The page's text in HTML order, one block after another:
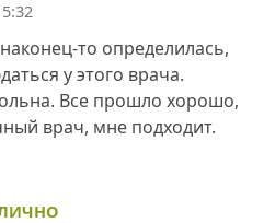
то определилась,
у этого врача.
Все прошло хорошо,
врач, мне подходит.